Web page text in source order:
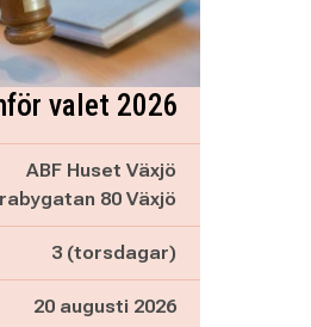
valet 2026
ABF Huset Växjö
80 Växjö
3 (torsdagar)
20 augusti 2026